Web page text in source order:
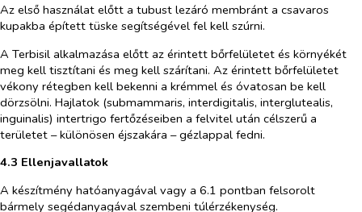
Az első használat előtt a tubust lezáró membránt a csavaros
kupakba épített tüske segítségével fel kell szúrni.
A Terbisil alkalmazása előtt az érintett bőrfelületet és környékét
meg kell tisztítani és meg kell szárítani. Az érintett bőrfelületet
vékony rétegben kell bekenni a krémmel és óvatosan be kell
dörzsölni. Hajlatok (submammaris, interdigitalis, interglutealis,
inguinalis) intertrigo fertőzéseiben a felvitel után célszerű a
területet – különösen éjszakára – gézlappal fedni.
4.3 Ellenjavallatok
A készítmény hatóanyagával vagy a 6.1 pontban felsorolt
bármely segédanyagával szembeni túlérzékenység.